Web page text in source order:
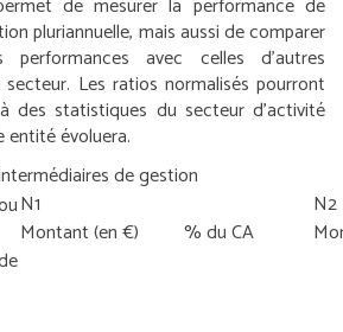
de mesurer la performance de
pluriannuelle, mais aussi de comparer
avec celles d’autres
Les ratios normalisés pourront
des statistiques du secteur d’activité
entité évoluera.
de gestion
N1
N2
Montant (en €)
% du CA